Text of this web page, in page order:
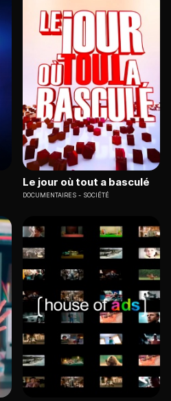
Le jour où tout a basculé
DOCUMENTAIRES SOCIÉTÉ